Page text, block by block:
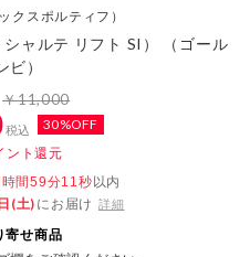
クスポルティフ）
ャルテ リフト SI） （ゴール
ビ）
￥11,000
税込
30%OFF
ント還元
間59分11秒以内
(土) にお届け 詳細
寄せ商品